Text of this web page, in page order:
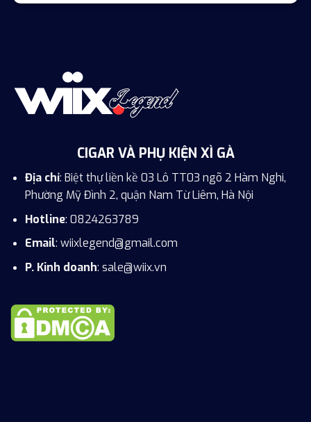
CIGAR VÀ PHỤ KIỆN XÌ GÀ
Địa chỉ: Biệt thự liền kề 03 Lô TT03 ngõ 2 Hàm Nghi,
Phường Mỹ Đình 2, quận Nam Từ Liêm, Hà Nội
Hotline: 0824263789
Email: wiixlegend@gmail.com
P. Kinh doanh: sale@wiix.vn